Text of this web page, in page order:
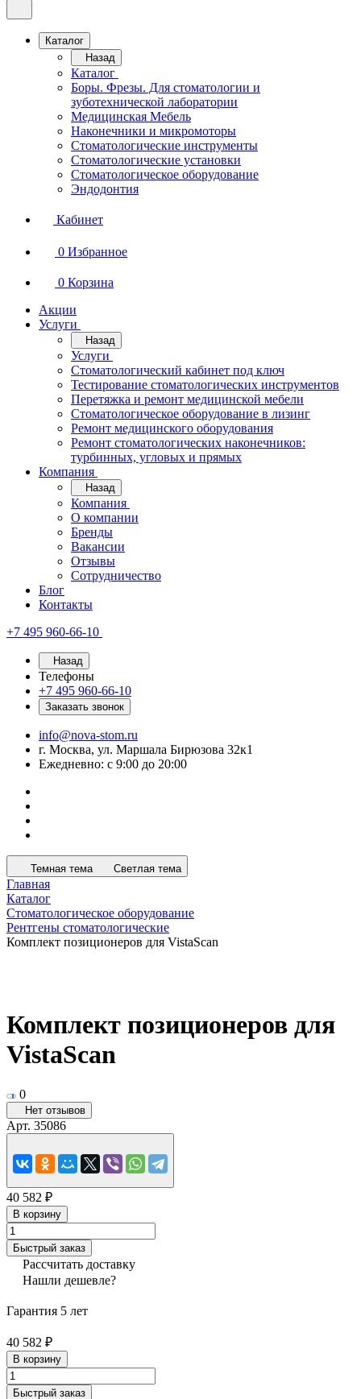
Каталог
Назад
Каталог
Боры. Фрезы. Для стоматологии и
зуботехнической лаборатории
Медицинская Мебель
Наконечники и микромоторы
Стоматологические инструменты
Стоматологические установки
Стоматологическое оборудование
Эндодонтия
Кабинет
0 Избранное
0 Корзина
Акции
Услуги
Назад
Услуги
Стоматологический кабинет под ключ
Тестирование стоматологических инструментов
Перетяжка и ремонт медицинской мебели
Стоматологическое оборудование в лизинг
Ремонт медицинского оборудования
Ремонт стоматологических наконечников:
турбинных, угловых и прямых
Компания
Назад
Компания
О компании
Бренды
Вакансии
Отзывы
Сотрудничество
Блог
Контакты
+7 495 960-66-10
Назад
Телефоны
+7 495 960-66-10
Заказать звонок
info@nova-stom.ru
г. Москва, ул. Маршала Бирюзова 32к1
Ежедневно: с 9:00 до 20:00
Темная тема Светлая тема
Главная
Каталог
Стоматологическое оборудование
Рентгены стоматологические
Комплект позиционеров для VistaScan
Комплект позиционеров для
VistaScan
0
Нет отзывов
Арт. 35086
40 582 ₽
В корзину
Быстрый заказ
Рассчитать доставку
Нашли дешевле?
Гарантия 5 лет
40 582 ₽
В корзину
Быстрый заказ